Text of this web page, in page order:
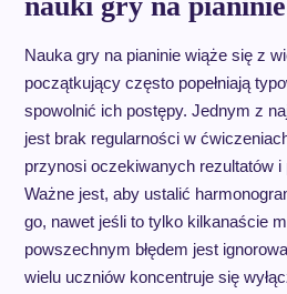
Nauka gry na pianinie wiąże się z
początkujący często popełniają
spowolnić ich postępy. Jednym z
jest brak regularności w
przynosi oczekiwanych rezultatów i
Ważne jest, aby ustalić
go, nawet jeśli to tylko kilkanaście
powszechnym błędem jest
wielu uczniów koncentruje się